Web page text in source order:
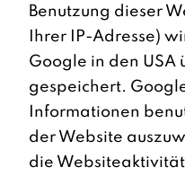
Benutzung dieser
Ihrer IP-Adresse)
Google in den
gespeichert.
Informationen
der Website
die